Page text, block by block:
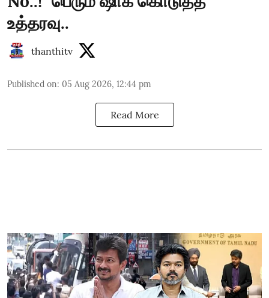
உத்தரவு..
thanthitv
Published on: 05 Aug 2026, 12:44 pm
Read More